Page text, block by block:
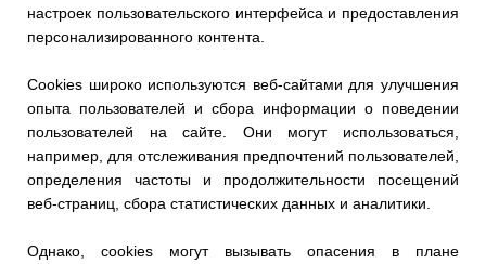
настроек пользовательского интерфейса и предоставления
персонализированного контента.
Cookies широко используются веб-сайтами для улучшения
опыта пользователей и сбора информации о поведении
пользователей на сайте. Они могут использоваться,
например, для отслеживания предпочтений пользователей,
определения частоты и продолжительности посещений
веб-страниц, сбора статистических данных и аналитики.
Однако, cookies могут вызывать опасения в плане